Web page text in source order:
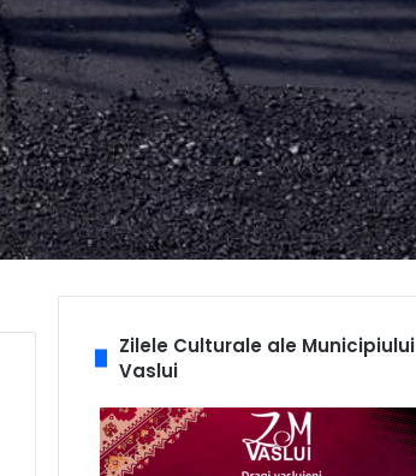
Zilele Culturale ale Municipiului
Vaslui